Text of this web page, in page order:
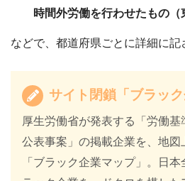
時間外労働を行わせたもの（
などで、都道府県ごとに詳細に記
サイト閉鎖「ブラック
厚生労働省が発表する「労働
公表事案」の掲載企業を、地図
「ブラック企業マップ」。日